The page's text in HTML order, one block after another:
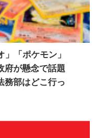
」「ポケモン」
府が懸念で話題
務部はどこ行っ